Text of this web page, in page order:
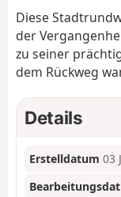
Diese
der
zu seiner
dem Rückweg
Details
Erstelldatum 03